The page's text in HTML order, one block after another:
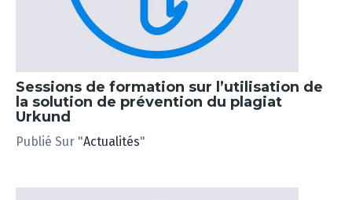
Sessions de formation sur l’utilisation de
la solution de prévention du plagiat
Urkund
Publié Sur "Actualités"